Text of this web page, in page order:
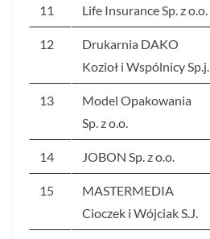
11 Life Insurance Sp. z o.o.
12
Drukarnia DAKO
Kozioł i Wspólnicy Sp.j.
13
Model Opakowania
Sp. z o.o.
14 JOBON Sp. z o.o.
15
MASTERMEDIA
Cioczek i Wójciak S.J.